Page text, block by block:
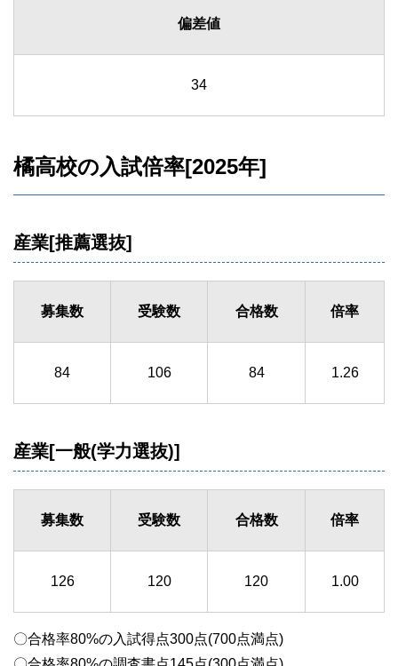
偏差値
34
橘高校の入試倍率[2025年]
産業[推薦選抜]
募集数 受験数 合格数 倍率
84 106 84 1.26
産業[一般(学力選抜)]
募集数 受験数 合格数 倍率
126 120 120 1.00
〇合格率80%の入試得点300点(700点満点)